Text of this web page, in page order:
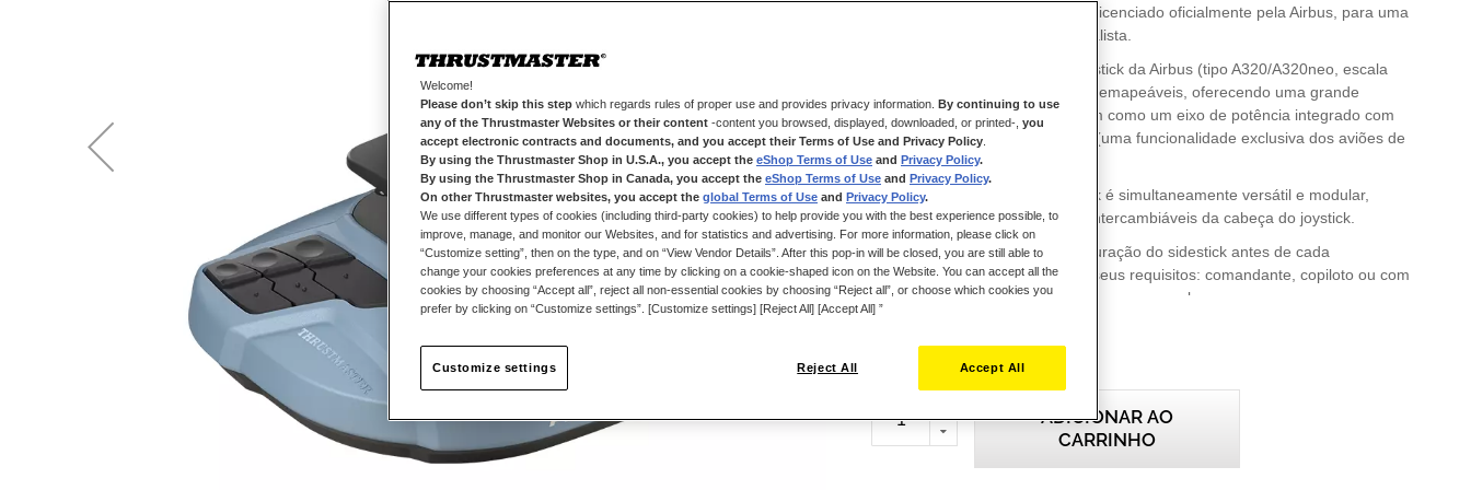
relacionado com a aviação civil, licenciado oficialmente pela Airbus, para uma
experiência de voo intuitiva e realista.
Esta réplica ergonómica do sidestick da Airbus (tipo A320/A320neo, escala
1:1) possui 12 botões de ações remapeáveis, oferecendo uma grande
variedade de possibilidades, bem como um eixo de potência integrado com
mecanismo inversor de impulso (uma funcionalidade exclusiva dos aviões de
passageiros).
O desenho da cabeça do joystick é simultaneamente versátil e modular,
graças aos módulos de botões intercambiáveis da cabeça do joystick.
Pode ajustar facilmente a configuração do sidestick antes de cada
descolagem, para satisfazer os seus requisitos: comandante, copiloto ou com
o sidestick na posição central para o voo a solo.
Esta função de leme de direção integrada no manípulo do sidestick inclui
igualmente um sistema de bloqueio para uma experiência de voo comercial
mais realista.
O TCA Sidestick Airbus Edition inclui o famoso sistema patenteado H.E.A.R.T
ADICIONAR AO
CARRINHO
Welcome!
Please don’t skip this step which regards rules of proper use and provides privacy information. By continuing to use
any of the Thrustmaster Websites or their content -content you browsed, displayed, downloaded, or printed-, you
accept electronic contracts and documents, and you accept their Terms of Use and Privacy Policy
By using the Thrustmaster Shop in U.S.A., you accept the eShop Terms of Use and Privacy Policy.
By using the Thrustmaster Shop in Canada, you accept the eShop Terms of Use and Privacy Policy.
On other Thrustmaster websites, you accept the global Terms of Use and Privacy Policy.
We use different types of cookies (including third-party cookies) to help provide you with the best experience possible, to
improve, manage, and monitor our Websites, and for statistics and advertising. For more information, please click on
“Customize setting”, then on the type, and on “View Vendor Details”. After this pop-in will be closed, you are still able to
change your cookies preferences at any time by clicking on a cookie-shaped icon on the Website. You can accept all the
cookies by choosing “Accept all”, reject all non-essential cookies by choosing “Reject all”, or choose which cookies you
prefer by clicking on “Customize settings”. [Customize settings] [Reject All] [Accept All] ”
Reject All Accept All
Customize settings